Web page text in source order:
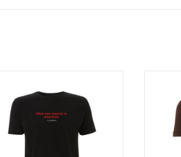
oude zingt, van kunstenaar /
AAN WINKELWAGEN
van